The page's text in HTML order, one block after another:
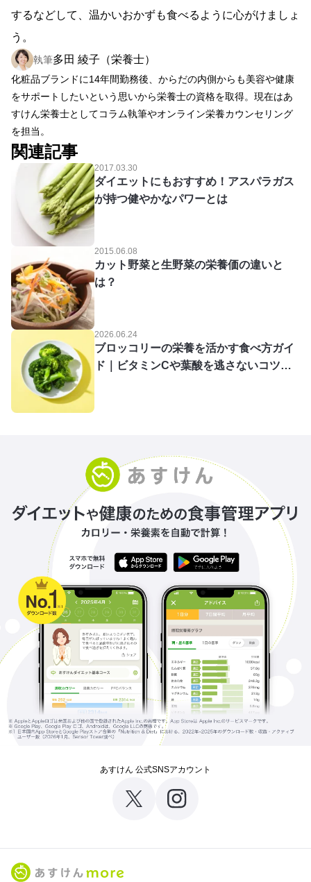
するなどして、温かいおかずも食べるように心がけましょ
う。
執筆多田 綾子（栄養士）
化粧品ブランドに14年間勤務後、からだの内側からも美容や健康
をサポートしたいという思いから栄養士の資格を取得。現在はあ
すけん栄養士としてコラム執筆やオンライン栄養カウンセリング
を担当。
関連記事
2017.03.30
ダイエットにもおすすめ！アスパラガス
が持つ健やかなパワーとは
2015.06.08
カット野菜と生野菜の栄養価の違いと
は？
2026.06.24
ブロッコリーの栄養を活かす食べ方ガイ
ド｜ビタミンCや葉酸を逃さないコツを
あすけん 公式SNSアカウント